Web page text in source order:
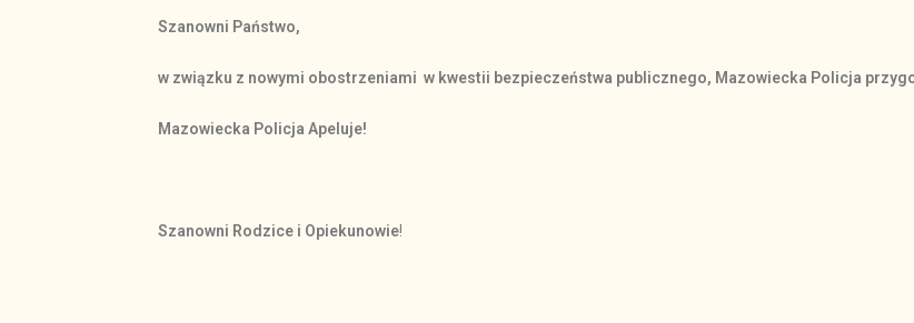
Szanowni Państwo,
w związku z nowymi obostrzeniami w kwestii bezpieczeństwa publicznego, Mazowiecka Policja
Mazowiecka Policja Apeluje!
Szanowni Rodzice i Opiekunowie!